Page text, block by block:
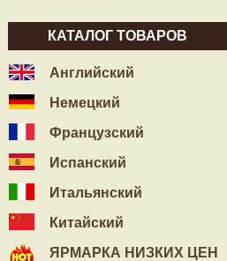
КАТАЛОГ ТОВАРОВ
Английский
Немецкий
Французский
Испанский
Итальянский
Китайский
ЯРМАРКА НИЗКИХ ЦЕН